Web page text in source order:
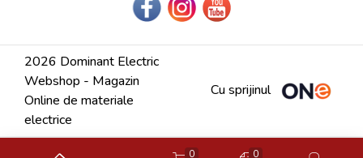
2026 Dominant Electric
Webshop - Magazin
Online de materiale
electrice
Cu sprijinul
0 0